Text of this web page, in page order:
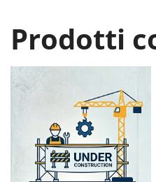
Prodotti